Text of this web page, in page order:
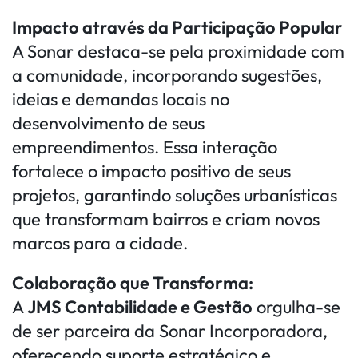
Impacto através da Participação Popular
A Sonar destaca-se pela proximidade com
a comunidade, incorporando sugestões,
ideias e demandas locais no
desenvolvimento de seus
empreendimentos. Essa interação
fortalece o impacto positivo de seus
projetos, garantindo soluções urbanísticas
que transformam bairros e criam novos
marcos para a cidade.
Colaboração que Transforma:
AJMS Contabilidade e Gestão orgulha-se
de ser parceira da Sonar Incorporadora,